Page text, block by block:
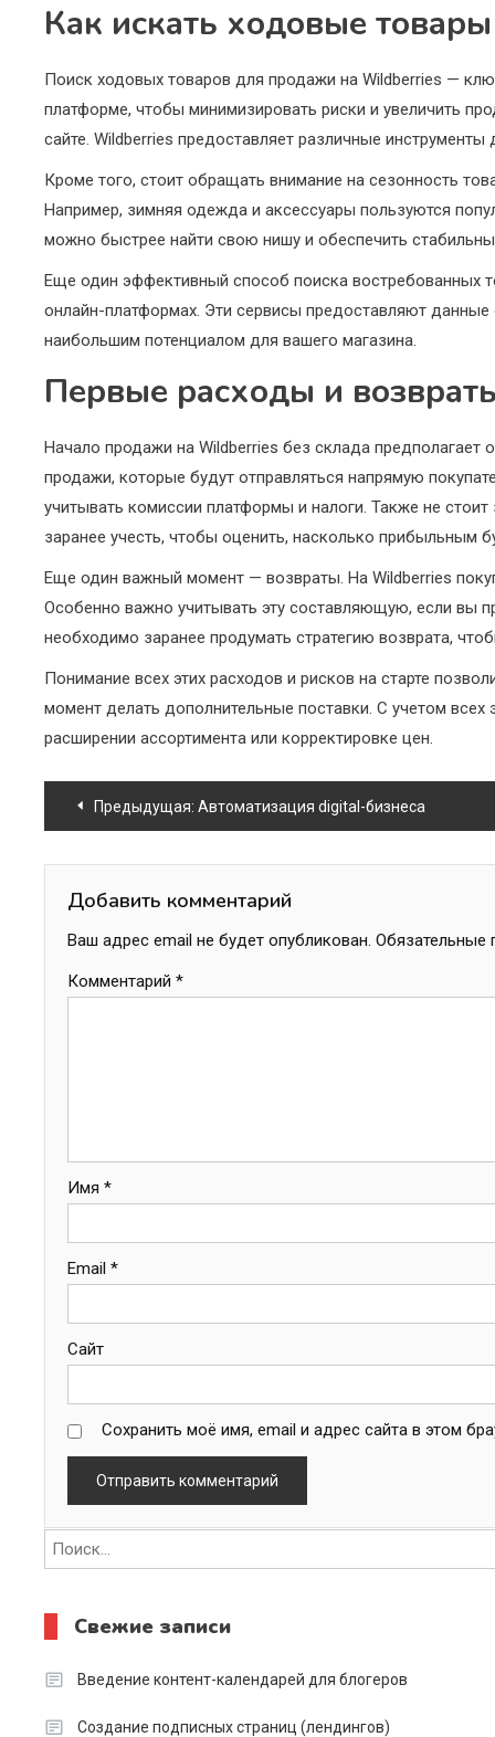
Как искать ходовые товары
Поиск ходовых товаров для продажи на Wildberries —
платформе, чтобы минимизировать риски и увеличить
сайте. Wildberries предоставляет различные
Кроме того, стоит обращать внимание на сезонность
Например, зимняя одежда и аксессуары пользуются
можно быстрее найти свою нишу и обеспечить
Еще один эффективный способ поиска востребованных
онлайн-платформах. Эти сервисы предоставляют
наибольшим потенциалом для вашего магазина.
Первые расходы и
Начало продажи на Wildberries без склада
продажи, которые будут отправляться напрямую
учитывать комиссии платформы и налоги. Также не
заранее учесть, чтобы оценить, насколько прибыльным
Еще один важный момент — возвраты. На Wildberries
Особенно важно учитывать эту составляющую, если вы
необходимо заранее продумать стратегию возврата,
Понимание всех этих расходов и рисков на старте
момент делать дополнительные поставки. С учетом
расширении ассортимента или корректировке цен.
Навигация
по
записям
Предыдущая: Автоматизация digital-бизнеса
Добавить комментарий
Ваш адрес email не будет опубликован.
Комментарий *
Имя *
Email *
Сайт
Сохранить моё имя, email и адрес сайта в этом
Свежие записи
Введение контент-календарей для блогеров
Создание подписных страниц (лендингов)